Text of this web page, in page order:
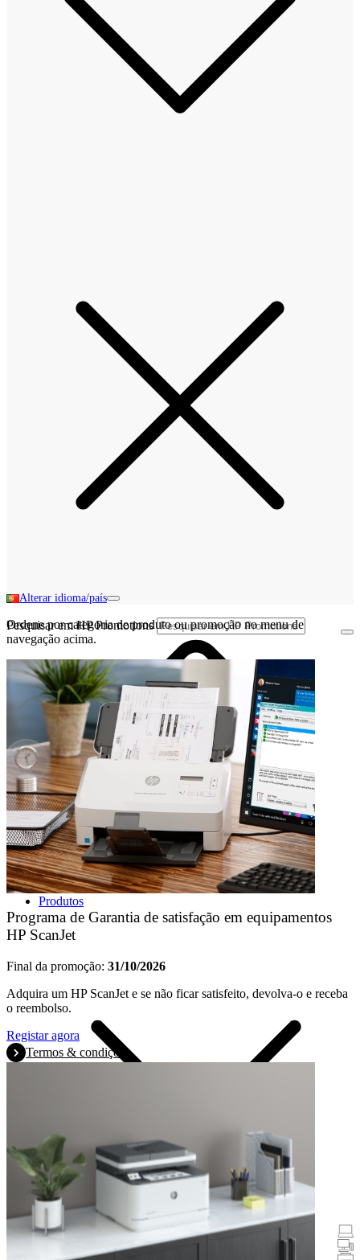
Produtos
Portáteis e Tablets
PCs Desktop
Promoções
Alterar idioma/país
Pesquisar em HP Promotions
Ordene por categoria de produto ou promoção no menu de
navegação acima.
Programa de Garantia de satisfação em equipamentos
HP ScanJet
Final da promoção: 31/10/2026
Adquira um HP ScanJet e se não ficar satisfeito, devolva-o e receba
o reembolso.
Registar agora
Termos & condições